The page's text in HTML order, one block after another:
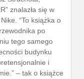
znalazła się w
“To książka o
po
tego samego
budynku
i
– tak o książce